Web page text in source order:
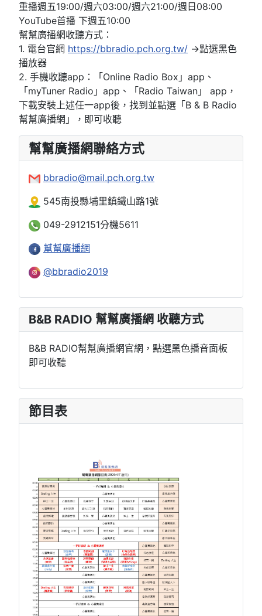
重播週五19:00/週六03:00/週六21:00/週日08:00
YouTube首播 下週五10:00
幫幫廣播網收聽方式：
1. 電台官網 https://bbradio.pch.org.tw/ →點選黑色
播放器
2. 手機收聽app：「Online Radio Box」app、
「myTuner Radio」app、「Radio Taiwan」 app，
下載安裝上述任一app後，找到並點選「B & B Radio
幫幫廣播網」，即可收聽
幫幫廣播網聯絡方式
bbradio@mail.pch.org.tw
545南投縣埔里鎮鐵山路1號
049-2912151分機5611
幫幫廣播網
@bbradio2019
B&B RADIO 幫幫廣播網 收聽方式
B&B RADIO幫幫廣播網官網，點選黑色播音面板
即可收聽
節目表